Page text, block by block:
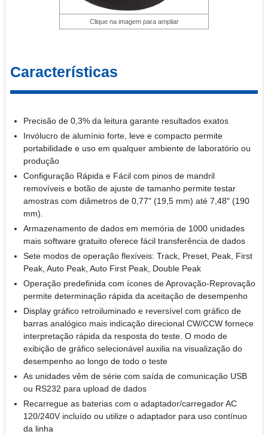
Clique na imagem para ampliar
Características
Precisão de 0,3% da leitura garante resultados exatos
Invólucro de alumínio forte, leve e compacto permite
portabilidade e uso em qualquer ambiente de laboratório ou
produção
Configuração Rápida e Fácil com pinos de mandril
removíveis e botão de ajuste de tamanho permite testar
amostras com diâmetros de 0,77" (19,5 mm) até 7,48" (190
mm).
Armazenamento de dados em memória de 1000 unidades
mais software gratuito oferece fácil transferência de dados
Sete modos de operação flexíveis: Track, Preset, Peak, First
Peak, Auto Peak, Auto First Peak, Double Peak
Operação predefinida com ícones de Aprovação-Reprovação
permite determinação rápida da aceitação de desempenho
Display gráfico retroiluminado e reversível com gráfico de
barras analógico mais indicação direcional CW/CCW fornece
interpretação rápida da resposta do teste. O modo de
exibição de gráfico selecionável auxilia na visualização do
desempenho ao longo de todo o teste
As unidades vêm de série com saída de comunicação USB
ou RS232 para upload de dados
Recarregue as baterias com o adaptador/carregador AC
120/240V incluído ou utilize o adaptador para uso contínuo
da linha